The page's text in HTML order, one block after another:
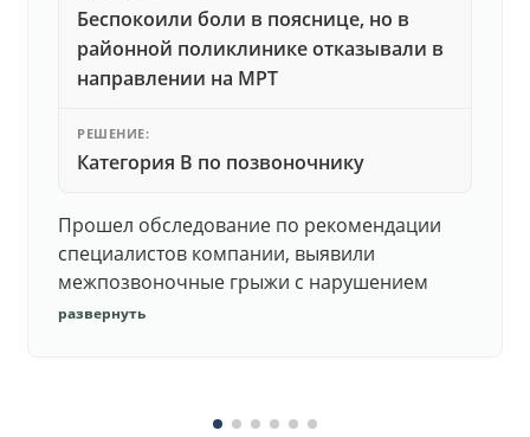
Беспокоили боли в пояснице, но в
районной поликлинике отказывали в
направлении на МРТ
РЕШЕНИЕ:
Категория В по позвоночнику
Прошел обследование по рекомендации
специалистов компании, выявили
межпозвоночные грыжи с нарушением
функций. Юристы подготовили документы,
развернуть